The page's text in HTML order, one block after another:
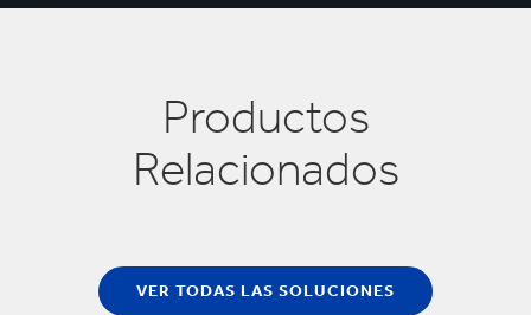
Productos
Relacionados
VER TODAS LAS SOLUCIONES